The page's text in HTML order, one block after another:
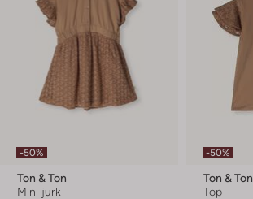
-50%
Ton & Ton
Mini jurk
-50%
Ton & Ton
Top